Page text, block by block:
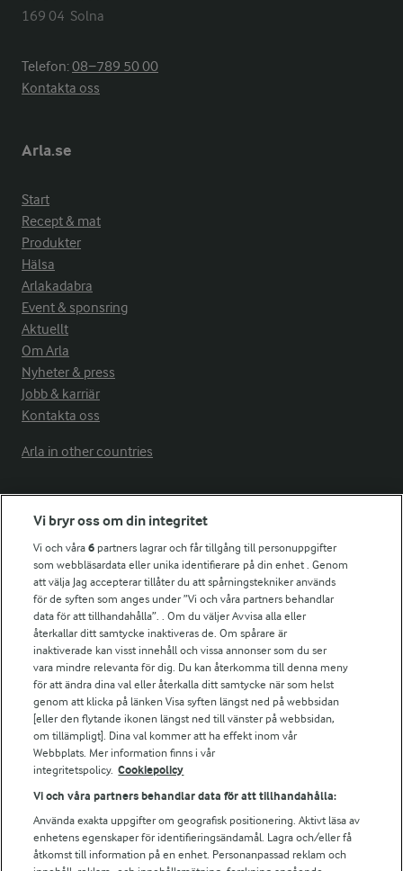
169 04  Solna
Telefon:08−789 50 00
Kontakta oss
Arla.se
Start
Recept & mat
Produkter
Hälsa
Arlakadabra
Event & sponsring
Aktuellt
Om Arla
Nyheter & press
Jobb & karriär
Kontakta oss
Arla in other countries
Fler Arlasajter
För ägare
Arlas kundportal
Arla.com
Falbygdens Ost
Arla webbshop
Bildbank
Följ oss
Vi bryr oss om din integritet
Vi och våra6 partners lagrar och får tillgång till personuppgifter
som webbläsardata eller unika identifierare på din enhet . Genom
att välja Jag accepterar tillåter du att spårningstekniker används
för de syften som anges under ”Vi och våra partners behandlar
data för att tillhandahålla”. . Om du väljer Avvisa alla eller
återkallar ditt samtycke inaktiveras de. Om spårare är
inaktiverade kan visst innehåll och vissa annonser som du ser
vara mindre relevanta för dig. Du kan återkomma till denna meny
för att ändra dina val eller återkalla ditt samtycke när som helst
genom att klicka på länken Visa syften längst ned på webbsidan
[eller den flytande ikonen längst ned till vänster på webbsidan,
om tillämpligt]. Dina val kommer att ha effekt inom vår
Webbplats. Mer information finns i vår
integritetspolicy. Cookiepolicy
Vi och våra partners behandlar data för att tillhandahålla:
Använda exakta uppgifter om geografisk positionering. Aktivt läsa av
enhetens egenskaper för identifieringsändamål. Lagra och/eller få
åtkomst till information på en enhet. Personanpassad reklam och